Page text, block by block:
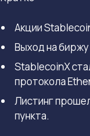
Акции
Выход на
StablecoinX
протокола
Листинг
пункта.